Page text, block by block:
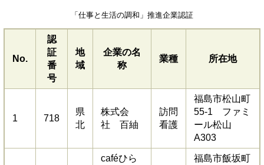
「仕事と生活の調和」推進企業認証
No.
認
証
番
号
地
域
企業の名
称
業種 所在地
1 718
県
北
株式会
社 百紬
訪問
看護
福島市松山町
55-1 ファミ
ール松山
A303
caféひら
福島市飯坂町